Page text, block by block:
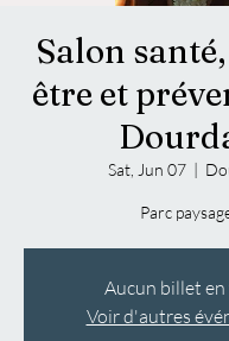
Salon
être et
Sat, Jun 07
  |
Parc
Aucun billet
Voir d'autres